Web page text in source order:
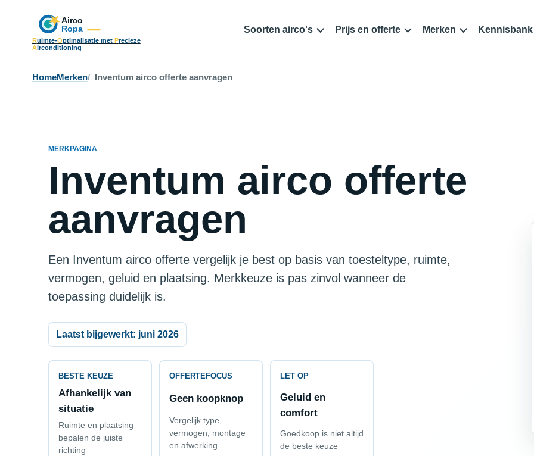
Ruimte-Optimalisatie met Precieze
Airconditioning
Soorten airco's Prijs en offerte Merken Kennisbank
HomeMerken Inventum airco offerte aanvragen
MERKPAGINA
Inventum airco offerte
aanvragen
Een Inventum airco offerte vergelijk je best op basis van toesteltype, ruimte,
vermogen, geluid en plaatsing. Merkkeuze is pas zinvol wanneer de
toepassing duidelijk is.
Laatst bijgewerkt: juni 2026
BESTE KEUZE
Afhankelijk van
situatie
Ruimte en plaatsing
bepalen de juiste
richting
OFFERTEFOCUS
Geen koopknop
Vergelijk type,
vermogen, montage
en afwerking
LET OP
Geluid en
comfort
Goedkoop is niet altijd
de beste keuze